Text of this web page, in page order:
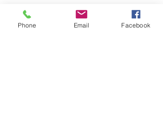
Phone Email Facebook